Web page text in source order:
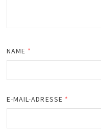
NAME *
E-MAIL-ADRESSE *